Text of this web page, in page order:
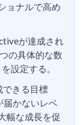
ョナルで高め
が達成され
の具体的な数
設定する。
できる目標
届かないレベ
幅な成長を促